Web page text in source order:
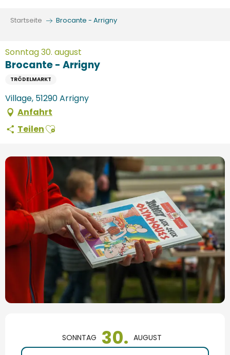
Startseite Brocante - Arrigny
Sonntag 30. august
Brocante - Arrigny
TRÖDELMARKT
Village, 51290 Arrigny
Anfahrt
TeilenAjouter aux favoris
SONNTAG 30. AUGUST